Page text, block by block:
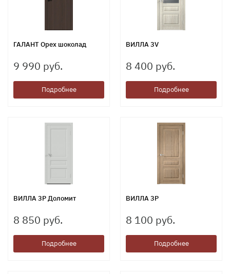
ГАЛАНТ Орех шоколад
9 990 руб.
Подробнее
ВИЛЛА 3V
8 400 руб.
Подробнее
ВИЛЛА 3Р Доломит
8 850 руб.
Подробнее
ВИЛЛА 3Р
8 100 руб.
Подробнее